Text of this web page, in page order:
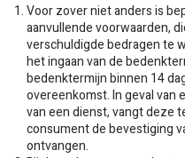
Voor zover niet anders is
aanvullende voorwaarden,
verschuldigde bedragen te
het ingaan van de
bedenktermijn binnen 14
overeenkomst. In geval
van een dienst, vangt deze
consument de bevestiging
ontvangen.